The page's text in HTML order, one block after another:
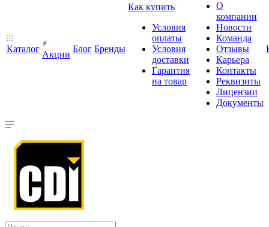
Каталог
Акции
Блог Бренды
Как купить
Условия
оплаты
Условия
доставки
Гарантия
на товар
О
компании
Новости
Команда
Отзывы
Карьера
Контакты
Реквизиты
Лицензии
Документы